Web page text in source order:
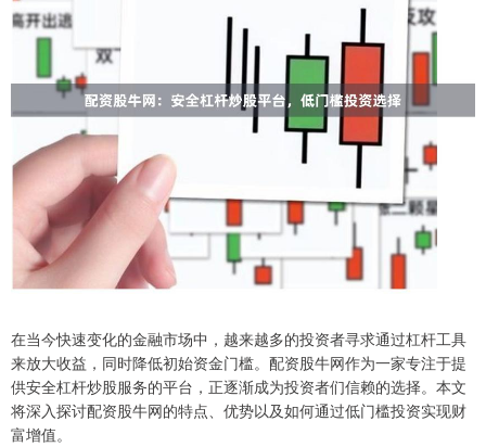
在当今快速变化的金融市场中，越来越多的投资者寻求通过杠杆工具
来放大收益，同时降低初始资金门槛。配资股牛网作为一家专注于提
供安全杠杆炒股服务的平台，正逐渐成为投资者们信赖的选择。本文
将深入探讨配资股牛网的特点、优势以及如何通过低门槛投资实现财
富增值。